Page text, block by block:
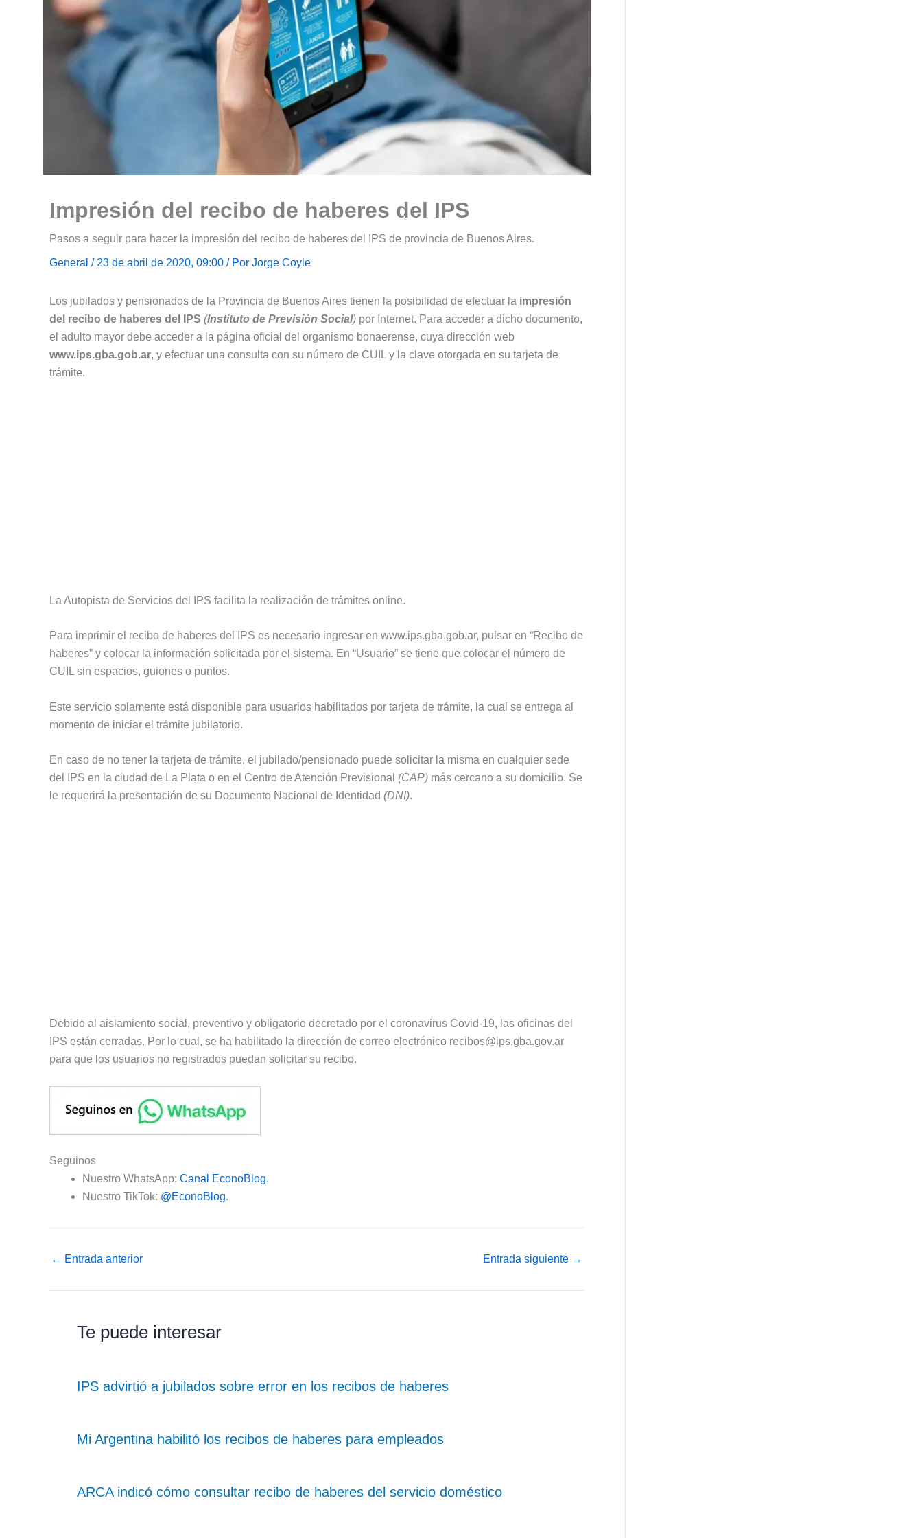
Impresión del recibo de haberes del IPS
Pasos a seguir para hacer la impresión del recibo de haberes del IPS de provincia de Buenos Aires.
General / 23 de abril de 2020, 09:00 / Por Jorge Coyle
Los jubilados y pensionados de la Provincia de Buenos Aires tienen la posibilidad de efectuar la impresión
del recibo de haberes del IPS (Instituto de Previsión Social) por Internet. Para acceder a dicho documento,
el adulto mayor debe acceder a la página oficial del organismo bonaerense, cuya dirección web
www.ips.gba.gob.ar, y efectuar una consulta con su número de CUIL y la clave otorgada en su tarjeta de
trámite.
La Autopista de Servicios del IPS facilita la realización de trámites online.
Para imprimir el recibo de haberes del IPS es necesario ingresar en www.ips.gba.gob.ar, pulsar en “Recibo de
haberes” y colocar la información solicitada por el sistema. En “Usuario” se tiene que colocar el número de
CUIL sin espacios, guiones o puntos.
Este servicio solamente está disponible para usuarios habilitados por tarjeta de trámite, la cual se entrega al
momento de iniciar el trámite jubilatorio.
En caso de no tener la tarjeta de trámite, el jubilado/pensionado puede solicitar la misma en cualquier sede
del IPS en la ciudad de La Plata o en el Centro de Atención Previsional (CAP) más cercano a su domicilio. Se
le requerirá la presentación de su Documento Nacional de Identidad (DNI).
Debido al aislamiento social, preventivo y obligatorio decretado por el coronavirus Covid-19, las oficinas del
IPS están cerradas. Por lo cual, se ha habilitado la dirección de correo electrónico recibos@ips.gba.gov.ar
para que los usuarios no registrados puedan solicitar su recibo.
Seguinos
Nuestro WhatsApp: Canal EconoBlog.
Nuestro TikTok: @EconoBlog.
← Entrada anterior Entrada siguiente →
Te puede interesar
IPS advirtió a jubilados sobre error en los recibos de haberes
Mi Argentina habilitó los recibos de haberes para empleados
ARCA indicó cómo consultar recibo de haberes del servicio doméstico